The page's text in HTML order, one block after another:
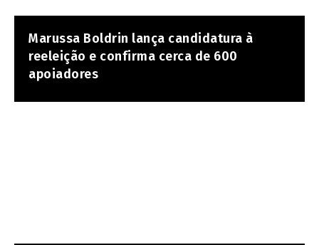
Marussa Boldrin lança candidatura à
reeleição e confirma cerca de 600
apoiadores